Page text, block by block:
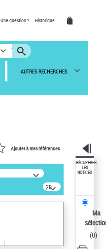
Une question ? Historique
AUTRES RECHERCHES
Ajouter à mes références
20
résultats/page
RÉCUPÉRER
LES
NOTICES
Ma
(0)